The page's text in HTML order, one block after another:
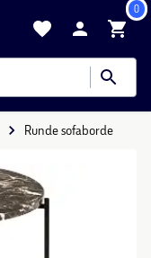
0
Runde sofaborde